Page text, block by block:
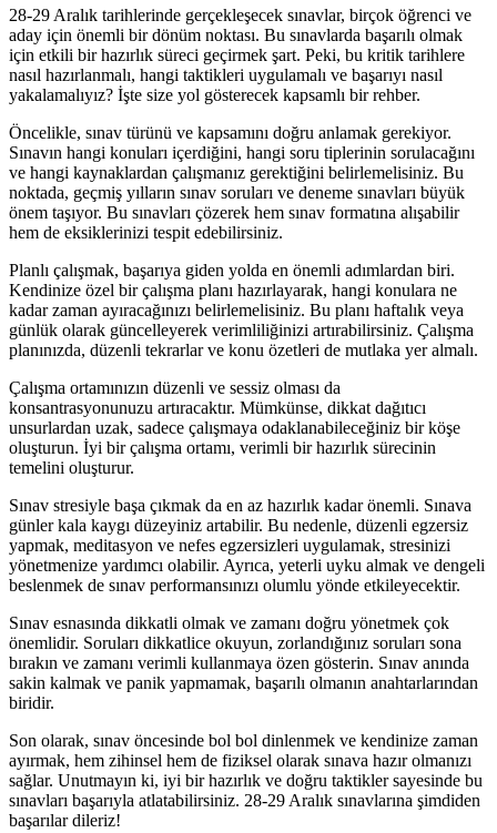
28-29 Aralık tarihlerinde gerçekleşecek sınavlar, birçok öğrenci ve
aday için önemli bir dönüm noktası. Bu sınavlarda başarılı olmak
için etkili bir hazırlık süreci geçirmek şart. Peki, bu kritik tarihlere
nasıl hazırlanmalı, hangi taktikleri uygulamalı ve başarıyı nasıl
yakalamalıyız? İşte size yol gösterecek kapsamlı bir rehber.
Öncelikle, sınav türünü ve kapsamını doğru anlamak gerekiyor.
Sınavın hangi konuları içerdiğini, hangi soru tiplerinin sorulacağını
ve hangi kaynaklardan çalışmanız gerektiğini belirlemelisiniz. Bu
noktada, geçmiş yılların sınav soruları ve deneme sınavları büyük
önem taşıyor. Bu sınavları çözerek hem sınav formatına alışabilir
hem de eksiklerinizi tespit edebilirsiniz.
Planlı çalışmak, başarıya giden yolda en önemli adımlardan biri.
Kendinize özel bir çalışma planı hazırlayarak, hangi konulara ne
kadar zaman ayıracağınızı belirlemelisiniz. Bu planı haftalık veya
günlük olarak güncelleyerek verimliliğinizi artırabilirsiniz. Çalışma
planınızda, düzenli tekrarlar ve konu özetleri de mutlaka yer almalı.
Çalışma ortamınızın düzenli ve sessiz olması da
konsantrasyonunuzu artıracaktır. Mümkünse, dikkat dağıtıcı
unsurlardan uzak, sadece çalışmaya odaklanabileceğiniz bir köşe
oluşturun. İyi bir çalışma ortamı, verimli bir hazırlık sürecinin
temelini oluşturur.
Sınav stresiyle başa çıkmak da en az hazırlık kadar önemli. Sınava
günler kala kaygı düzeyiniz artabilir. Bu nedenle, düzenli egzersiz
yapmak, meditasyon ve nefes egzersizleri uygulamak, stresinizi
yönetmenize yardımcı olabilir. Ayrıca, yeterli uyku almak ve dengeli
beslenmek de sınav performansınızı olumlu yönde etkileyecektir.
Sınav esnasında dikkatli olmak ve zamanı doğru yönetmek çok
önemlidir. Soruları dikkatlice okuyun, zorlandığınız soruları sona
bırakın ve zamanı verimli kullanmaya özen gösterin. Sınav anında
sakin kalmak ve panik yapmamak, başarılı olmanın anahtarlarından
biridir.
Son olarak, sınav öncesinde bol bol dinlenmek ve kendinize zaman
ayırmak, hem zihinsel hem de fiziksel olarak sınava hazır olmanızı
sağlar. Unutmayın ki, iyi bir hazırlık ve doğru taktikler sayesinde bu
sınavları başarıyla atlatabilirsiniz. 28-29 Aralık sınavlarına şimdiden
başarılar dileriz!